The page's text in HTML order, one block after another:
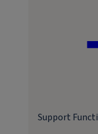
Support